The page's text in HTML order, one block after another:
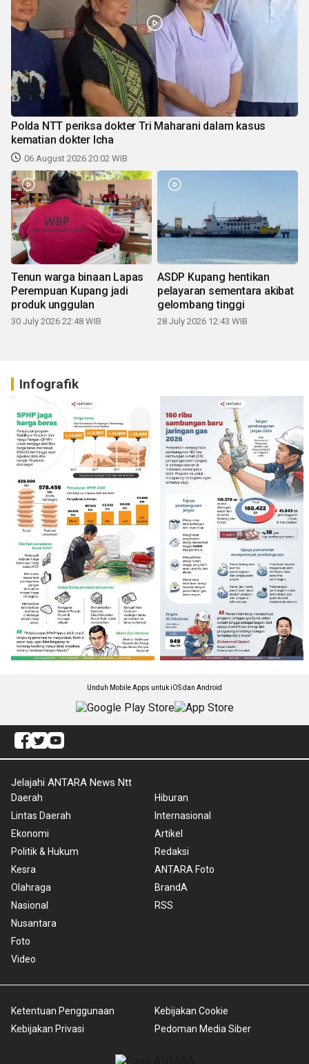
Polda NTT periksa dokter Tri Maharani dalam kasus
kematian dokter Icha
06 August 2026 20:02 WIB
Tenun warga binaan Lapas
Perempuan Kupang jadi
produk unggulan
30 July 2026 22:48 WIB
ASDP Kupang hentikan
pelayaran sementara akibat
gelombang tinggi
28 July 2026 12:43 WIB
Infografik
Unduh Mobile Apps untuk iOS dan Android
Jelajahi ANTARA News Ntt
Daerah
Lintas Daerah
Ekonomi
Politik & Hukum
Kesra
Olahraga
Nasional
Nusantara
Foto
Video
Hiburan
Internasional
Artikel
Redaksi
ANTARA Foto
BrandA
RSS
Ketentuan Penggunaan
Kebijakan Privasi
Kebijakan Cookie
Pedoman Media Siber